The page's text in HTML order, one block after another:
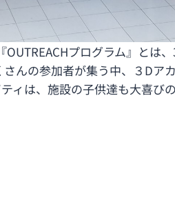
OUTREACHプログラム』とは
んの参加者が集う中、３D
ィは、施設の子供達も大喜び